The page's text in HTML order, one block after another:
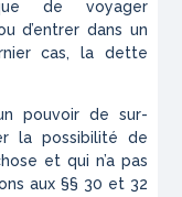
de voyager
d’entrer dans un
cas, la dette
pouvoir de sur­
la possibilité de
et qui n’a pas
aux §§ 30 et 32